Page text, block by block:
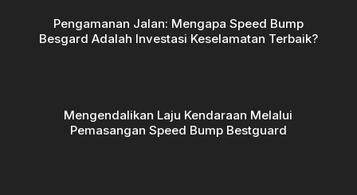
Pengamanan Jalan: Mengapa Speed Bump
Besgard Adalah Investasi Keselamatan Terbaik?
Mengendalikan Laju Kendaraan Melalui
Pemasangan Speed Bump Bestguard